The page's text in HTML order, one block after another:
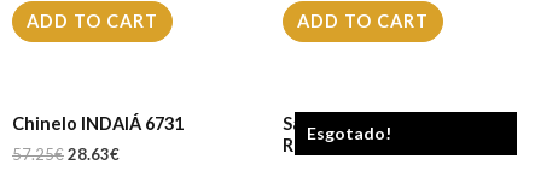
ADD TO CART ADD TO CART
Chinelo INDAIÁ 6731
57.25€28.63€
Esgotado!
Sapatilha LIU JO KARLIE
REVOLUTION